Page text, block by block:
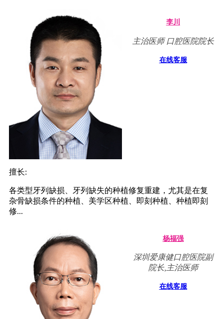
李川
主治医师 口腔医院院长
在线客服
擅长:
各类型牙列缺损、牙列缺失的种植修复重建，尤其是在复
杂骨缺损条件的种植、美学区种植、即刻种植、种植即刻
修...
杨福强
深圳爱康健口腔医院副
院长,主治医师
在线客服